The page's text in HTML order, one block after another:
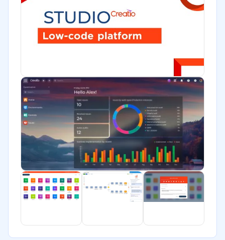
Financiera
Alimentaria
ONG
Gobierno
Comercio Electrónico
Ventas y servicios
Turismo